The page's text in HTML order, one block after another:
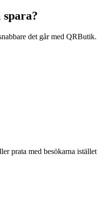
det går med QRButik.
prata med besökarna istället